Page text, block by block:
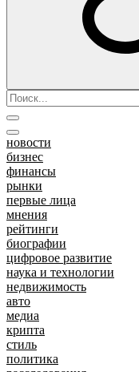
новости
бизнес
финансы
рынки
первые лица
мнения
рейтинги
биографии
цифровое развитие
наука и технологии
недвижимость
авто
медиа
крипта
стиль
политика